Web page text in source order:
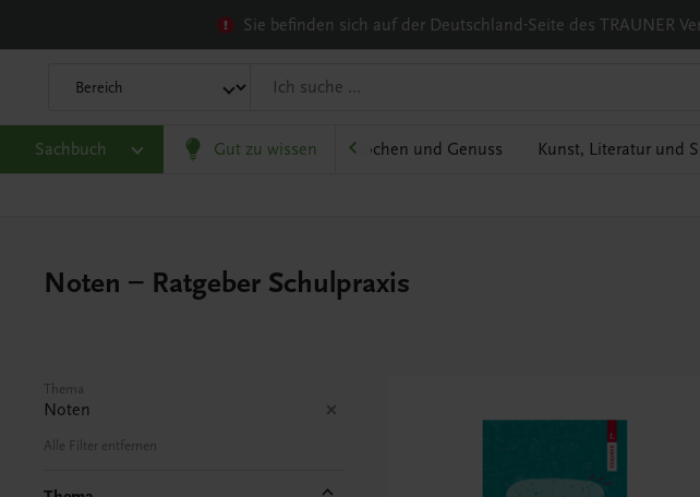
Sie befinden sich auf der Deutschland-Seite des TRAUNER
Sachbuch Gut zu wissen
und Wirtschaft Karriere und Beruf Kochen und Genuss Kunst, Literatur und
Noten – Ratgeber Schulpraxis
Thema
Noten
Alle Filter entfernen